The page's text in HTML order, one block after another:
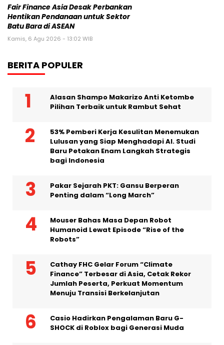
Pers Rilis
Fair Finance Asia Desak Perbankan
Hentikan Pendanaan untuk Sektor
Pilihan Terbaik untuk Rambut Sehat
53% Pemberi Kerja Kesulitan Menemukan
Lulusan yang Siap Menghadapi AI. Studi
bagi Indonesia
Penting dalam “Long March”
Mouser Bahas Masa Depan Robot
Robots”
Cathay FHC Gelar Forum “Climate
Finance” Terbesar di Asia, Cetak Rekor
Menuju Transisi Berkelanjutan